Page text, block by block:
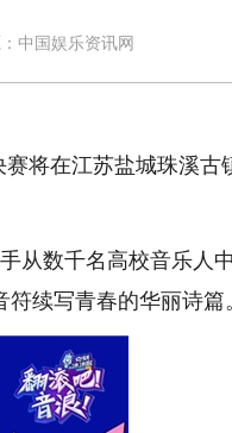
中国娱乐资讯网
赛将在江苏盐城珠溪古
从数千名高校音乐人
符续写青春的华丽诗篇